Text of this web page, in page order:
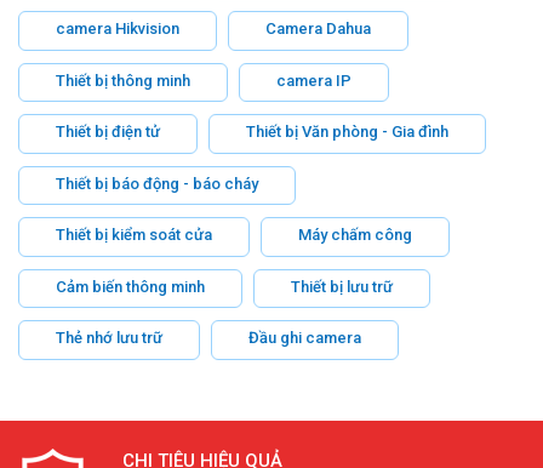
camera Hikvision Camera Dahua
Thiết bị thông minh camera IP
Thiết bị điện tử Thiết bị Văn phòng - Gia đình
Thiết bị báo động - báo cháy
Thiết bị kiểm soát cửa Máy chấm công
Cảm biến thông minh Thiết bị lưu trữ
Thẻ nhớ lưu trữ Đầu ghi camera
CHI TIÊU HIỆU QUẢ